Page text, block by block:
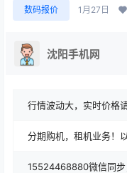
数码报价 1月27日
沈阳手机网
行情波动大，实时价格
分期购机，租机业务！
15524468880微信同